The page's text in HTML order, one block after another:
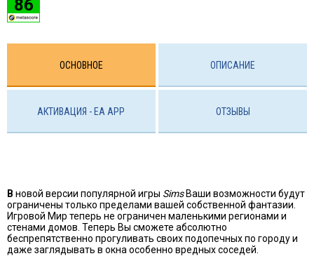
86
ОСНОВНОЕ ОПИСАНИЕ
АКТИВАЦИЯ - EA APP ОТЗЫВЫ
В новой версии популярной игры SimsВаши возможности будут
ограничены только пределами вашей собственной фантазии.
Игровой Мир теперь не ограничен маленькими регионами и
стенами домов. Теперь Вы сможете абсолютно
беспрепятственно прогуливать своих подопечных по городу и
даже заглядывать в окна особенно вредных соседей.